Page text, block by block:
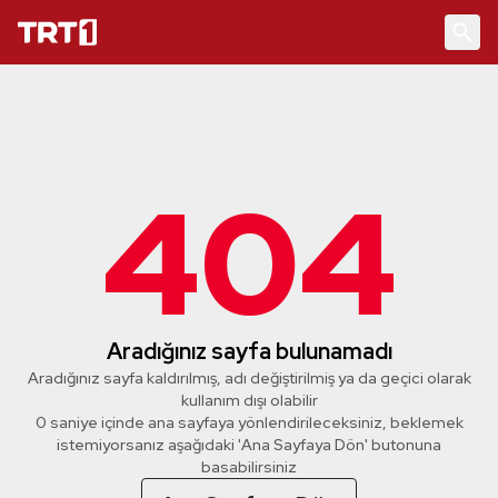
404
Aradığınız sayfa bulunamadı
Aradığınız sayfa kaldırılmış, adı değiştirilmiş ya da geçici olarak
kullanım dışı olabilir
0 saniye içinde ana sayfaya yönlendirileceksiniz, beklemek
istemiyorsanız aşağıdaki 'Ana Sayfaya Dön' butonuna
basabilirsiniz